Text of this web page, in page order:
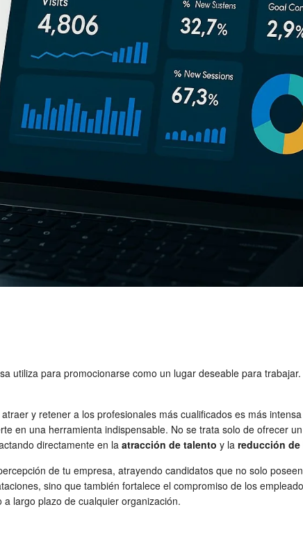
utiliza para promocionarse como un lugar deseable para
y retener a los profesionales más cualificados es más
en una herramienta indispensable. No se trata solo de ofrecer
directamente en la atracción de talento y la reducción
de tu empresa, atrayendo candidatos que no solo
sino que también fortalece el compromiso de los
largo plazo de cualquier organización.